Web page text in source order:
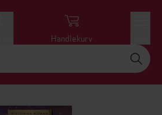
Handlekurv